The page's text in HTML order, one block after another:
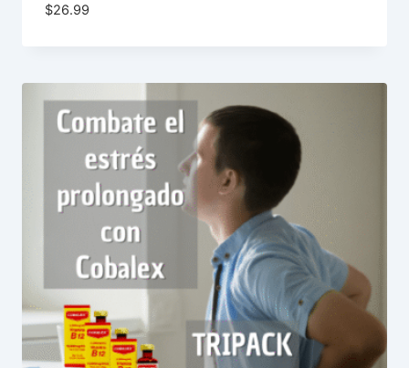
$26.99